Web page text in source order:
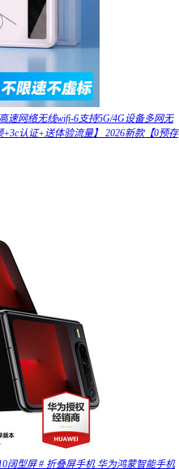
速网络无线wifi-6支持5G/4G设备多网无
认证+送体验流量】 2026新款【0预存
阔型屏 # 折叠屏手机 华为鸿蒙智能手机